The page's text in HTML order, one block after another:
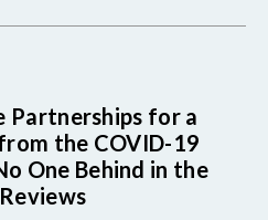
Partnerships for a
the COVID-19
One Behind in the